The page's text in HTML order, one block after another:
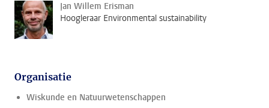
Jan Willem Erisman
Hoogleraar Environmental sustainability
Organisatie
Wiskunde en Natuurwetenschappen